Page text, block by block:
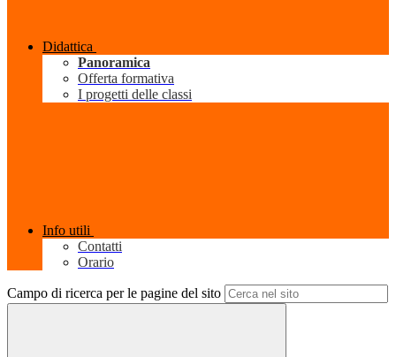
Didattica
Panoramica
Offerta formativa
I progetti delle classi
Info utili
Contatti
Orario
Campo di ricerca per le pagine del sito